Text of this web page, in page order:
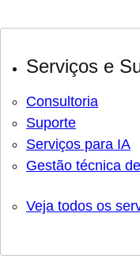
Serviços e
Consultoria
Suporte
Serviços para IA
Gestão técnica
Veja todos os